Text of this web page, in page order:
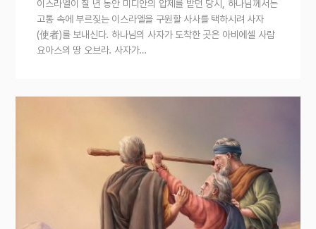
이스라엘이 칠 년 동안 미디안의 압제를 받던 당시, 하나님께서는
고통 속에 부르짖는 이스라엘을 구원할 사사를 택하시려 사자
(使者)를 보내신다. 하나님의 사자가 도착한 곳은 아비에셀 사람
요아스의 땅 오브라. 사자가…